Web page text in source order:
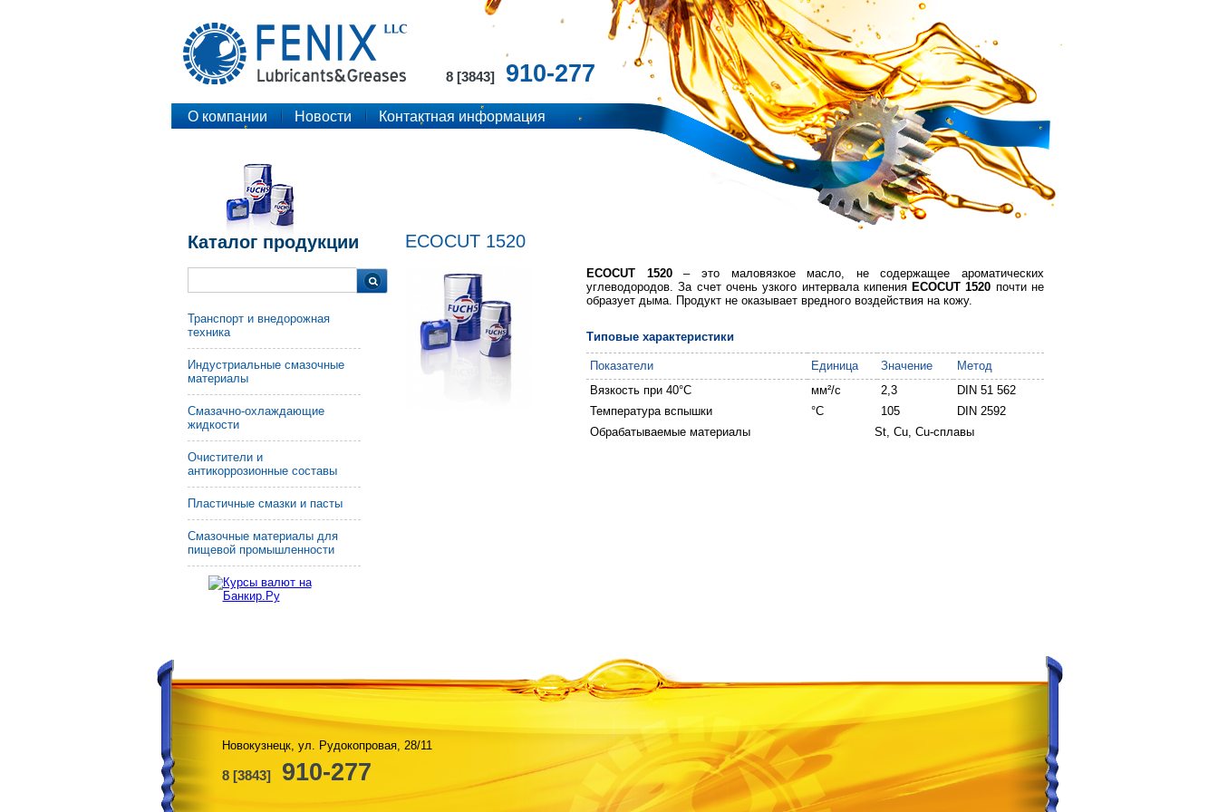
8 [3843] 910-277
О компании Новости Контактная информация
Каталог продукции
Транспорт и внедорожная
техника
Индустриальные смазочные
материалы
Смазачно-охлаждающие
жидкости
Очистители и
антикоррозионные составы
Пластичные смазки и пасты
Смазочные материалы для
пищевой промышленности
ECOCUT 1520
ECOCUT 1520– это маловязкое масло, не содержащее ароматических
углеводородов. За счет очень узкого интервала кипения ECOCUT 1520 почти не
образует дыма. Продукт не оказывает вредного воздействия на кожу.
Типовые характеристики
Показатели Единица Значение
Метод
Вязкость при 40°C мм²/с 2,3
DIN 51 562
Температура вспышки
°C 105 DIN 2592
Обрабатываемые материалы
St, Cu, Cu-сплавы
Новокузнецк, ул. Рудокопровая, 28/11
8 [3843] 910-277